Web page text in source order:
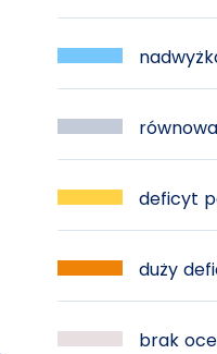
deficyt
duży
brak